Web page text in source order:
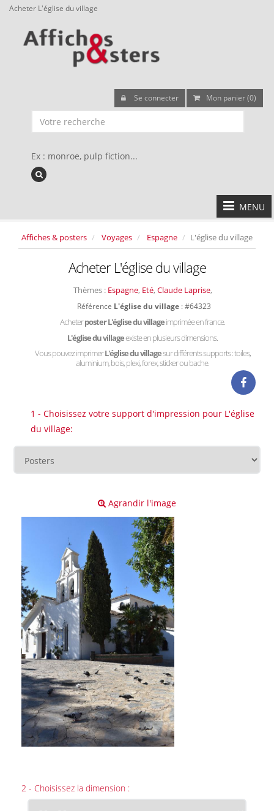
Acheter L'église du village
Se connecter Mon panier (0)
Ex : monroe, pulp fiction...
MENU
Affiches & posters Voyages Espagne L'église du village
Acheter L'église du village
Thèmes : Espagne, Eté, Claude Laprise,
Référence L'église du village : #64323
Acheterposter L'église du villageimprimée en france.
L'église du villageexiste en plusieurs dimensions.
Vous pouvez imprimerL'église du villagesur différents supports : toiles,
aluminium, bois, plexi, forex, sticker ou bache.
1 - Choisissez votre support d'impression pour L'église
du village:
Agrandir l'image
2 - Choisissez la dimension :